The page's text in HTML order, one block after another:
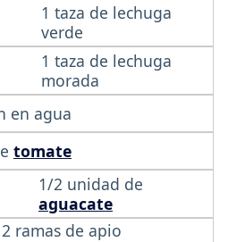
1 taza de lechuga
verde
1 taza de lechuga
morada
en agua
tomate
1/2 unidad de
aguacate
2 ramas de apio